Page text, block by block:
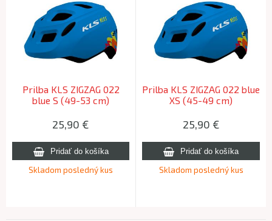
Prilba KLS ZIGZAG 022
blue S (49-53 cm)
25,90 €
Skladom posledný kus
Prilba KLS ZIGZAG 022 blue
XS (45-49 cm)
25,90 €
Skladom posledný kus